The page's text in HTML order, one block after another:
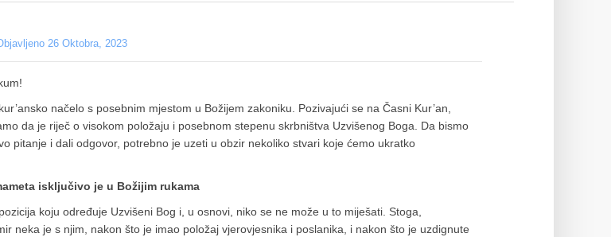
26 Oktobra, 2023
načelo s posebnim mjestom u Božijem zakoniku. Pozivajući se na Časni Kur’an,
da je riječ o visokom položaju i posebnom stepenu skrbništva Uzvišenog Boga. Da bismo
pitanje i dali odgovor, potrebno je uzeti u obzir nekoliko stvari koje ćemo ukratko
isključivo je u Božijim rukama
koju određuje Uzvišeni Bog i, u osnovi, niko se ne može u to miješati. Stoga,
neka je s njim, nakon što je imao položaj vjerovjesnika i poslanika, i nakon što je uzdignute